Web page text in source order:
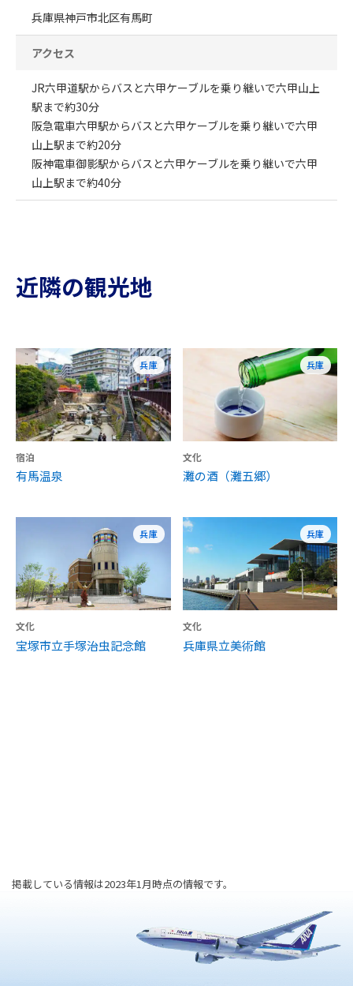
兵庫県神戸市北区有馬町
アクセス
JR六甲道駅からバスと六甲ケーブルを乗り継いで六甲山上
駅まで約30分
阪急電車六甲駅からバスと六甲ケーブルを乗り継いで六甲
山上駅まで約20分
阪神電車御影駅からバスと六甲ケーブルを乗り継いで六甲
山上駅まで約40分
近隣の観光地
兵庫
宿泊
有馬温泉
兵庫
文化
灘の酒（灘五郷）
兵庫
文化
宝塚市立手塚治虫記念館
兵庫
文化
兵庫県立美術館
掲載している情報は2023年1月時点の情報です。